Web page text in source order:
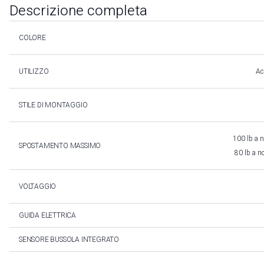
Descrizione completa
COLORE
UTILIZZO
STILE DI MONTAGGIO
SPOSTAMENTO MASSIMO
100 lb a
80 lb a
VOLTAGGIO
GUIDA ELETTRICA
SENSORE BUSSOLA INTEGRATO